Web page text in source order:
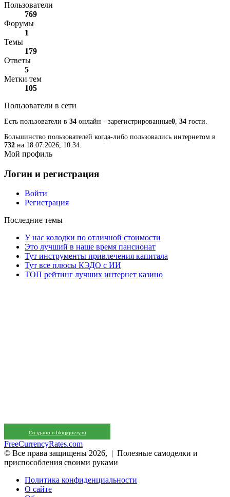
Пользователи
769
Форумы
1
Темы
179
Ответы
5
Метки тем
105
Пользователи в сети
Есть пользователи в 34 онлайн - зарегистрированные0, 34 гости.
Большинство пользователей когда-либо пользовались интернетом в
732 на 18.07.2026, 10:34.
Мой профиль
Логин и регистрация
Войти
Регистрация
Последние темы
У нас колодки по отличной стоимости
Это лучший в наше время пансионат
Тут инструменты привлечения капитала
Тут все плюсы КЭДО с ИИ
ТОП рейтинг лучших интернет казино
Создано в blogjquery.ru
FreeCurrencyRates.com
© Все права защищены 2026, | Полезные самоделки и
приспособления своими руками
Политика конфиденциальности
О сайте